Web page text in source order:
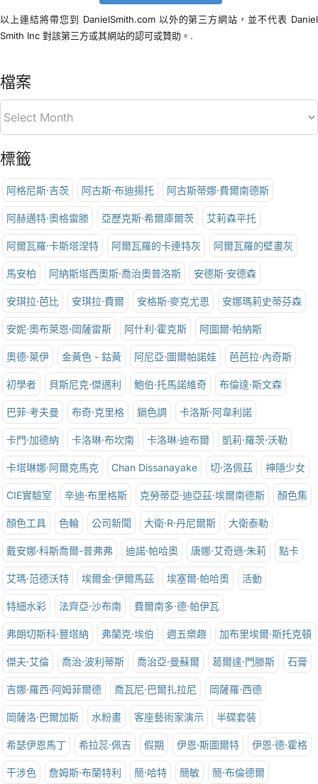
以上連結將帶您到 DanielSmith.com 以外的第三方網站，並不代表 Daniel
Smith Inc 對該第三方或其網站的認可或贊助。.
檔案
標籤
阿格尼斯·吉茨 阿古斯·布迪揚托 阿古斯蒂娜·費爾南德斯
阿赫邁特·奧格雷滕 亞歷克斯·希爾庫爾茨 艾莉森平托
阿爾瓦羅·卡斯塔涅特 阿爾瓦羅的卡連特灰 阿爾瓦羅的壁畫灰
馬安柏 阿納斯塔西奧斯·喬治奧普洛斯 安德斯·安德森
安琪拉·芭比 安琪拉·費爾 安格斯·麥克尤恩 安娜瑪莉史蒂芬森
安妮·奧布萊恩·岡薩雷斯 阿什利·霍克斯 阿圖爾·帕納斯
奧德·萊伊 金黃色 - 鈷黃 阿尼亞·圖爾帕諾娃 芭芭拉·內奇斯
初學者 貝斯尼克·傑邁利 鮑伯·托馬諾維奇 布倫達·斯文森
巴菲·考夫曼 布奇·克里格 鎘色調 卡洛斯·阿韋利諾
卡門·加德納 卡洛琳·布坎南 卡洛琳·迪布爾 凱莉·羅茨·沃勒
卡塔琳娜·阿爾克馬克 Chan Dissanayake 切·洛佩茲 神隱少女
CIE實驗室 辛迪·布里格斯 克勞蒂亞·迪亞茲·埃爾南德斯 顏色集
顏色工具 色輪 公司新聞 大衛·R·丹尼爾斯 大衛泰勒
戴安娜·科斯喬爾-普弗弗 迪諾·帕哈奧 唐娜·艾奇遜·朱莉 點卡
艾瑪·范德沃特 埃爾金·伊爾馬茲 埃塞爾·帕哈奧 活動
特細水彩 法齊亞·沙布南 費爾南多·德·帕伊瓦
弗朗切斯科·豐塔納 弗蘭克·埃伯 週五樂趣 加布里埃爾·斯托克頓
傑夫·艾倫 喬治·波利蒂斯 喬治亞·曼蘇爾 葛爾達·門滕斯 石膏
吉娜·羅西·阿姆菲爾德 喬瓦尼·巴爾扎拉尼 岡薩羅·西德
岡薩洛·巴爾加斯 水粉畫 客座藝術家演示 半碟套裝
希瑟伊恩馬丁 希拉蕊·佩吉 假期 伊恩·斯圖爾特 伊恩·德·霍格
干涉色 詹姆斯·布蘭特利 簡·哈特 簡敏 簡·布倫德爾